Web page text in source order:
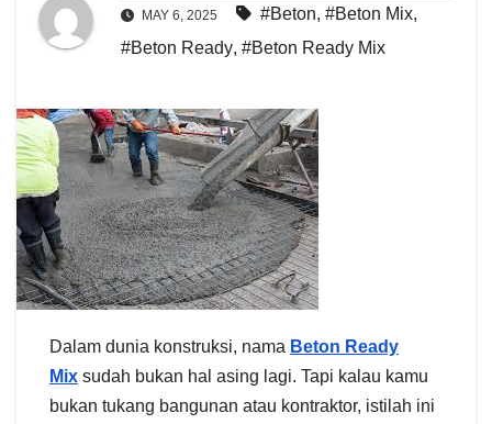
MAY 6, 2025 #Beton, #Beton Mix,
#Beton Ready, #Beton Ready Mix
Dalam dunia konstruksi, nama Beton Ready
Mix sudah bukan hal asing lagi. Tapi kalau kamu
bukan tukang bangunan atau kontraktor, istilah ini